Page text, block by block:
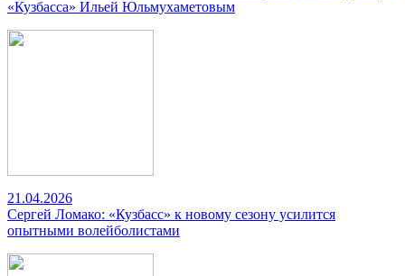
«Кузбасса» Ильей Юльмухаметовым
21.04.2026
Сергей Ломако: «Кузбасс» к новому сезону усилится
опытными волейболистами